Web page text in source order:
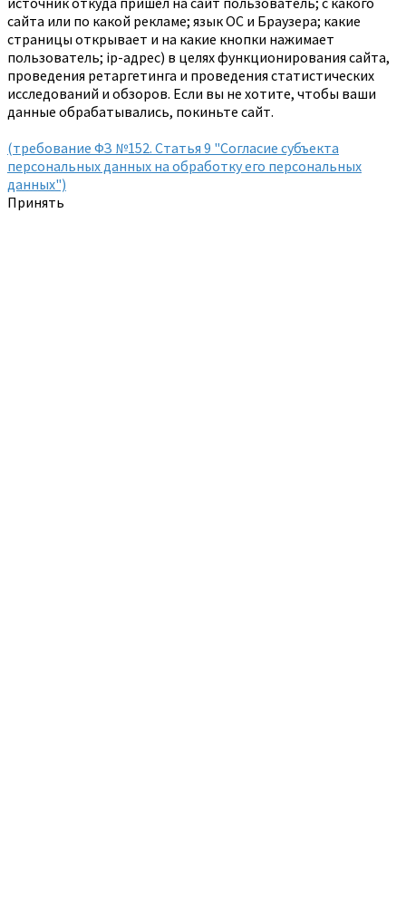
сайта или по какой рекламе; язык ОС и Браузера; какие
страницы открывает и на какие кнопки нажимает
пользователь; ip-адрес) в целях функционирования сайта,
проведения ретаргетинга и проведения статистических
исследований и обзоров. Если вы не хотите, чтобы ваши
данные обрабатывались, покиньте сайт.
(требование ФЗ №152. Статья 9 "Согласие субъекта
персональных данных на обработку его персональных
данных")
Принять